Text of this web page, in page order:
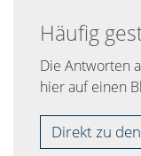
Häufig
Die Antworten
hier auf einen
Direkt zu